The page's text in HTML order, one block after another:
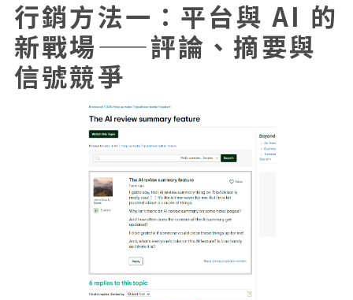
行銷方法一：平台與 AI 的
新戰場——評論、摘要與
信號競爭